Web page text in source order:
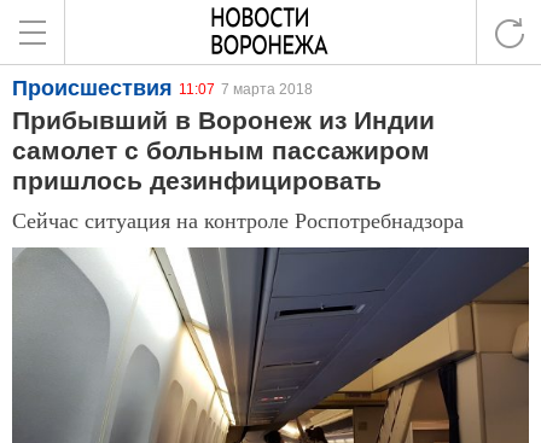
Происшествия 11:07 7 марта 2018
Прибывший в Воронеж из Индии
самолет с больным пассажиром
пришлось дезинфицировать
Сейчас ситуация на контроле Роспотребнадзора